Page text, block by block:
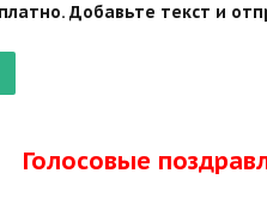
Добавьте текст и
Голосовые